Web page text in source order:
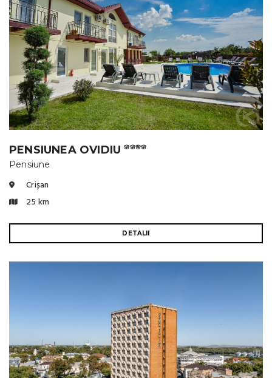
PENSIUNEA OVIDIU🌸🌸🌸🌸
Pensiune
Crișan
25 km
DETALII